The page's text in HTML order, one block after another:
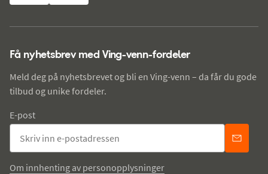
Få nyhetsbrev med Ving-venn-fordeler
Meld deg på nyhetsbrevet og bli en Ving-venn – da får du gode
tilbud og unike fordeler.
E-post
Om innhenting av personopplysninger